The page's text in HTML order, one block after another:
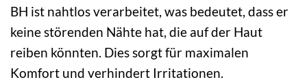
BH ist nahtlos verarbeitet, was bedeutet, dass er
keine störenden Nähte hat, die auf der Haut
reiben könnten. Dies sorgt für maximalen
Komfort und verhindert Irritationen.